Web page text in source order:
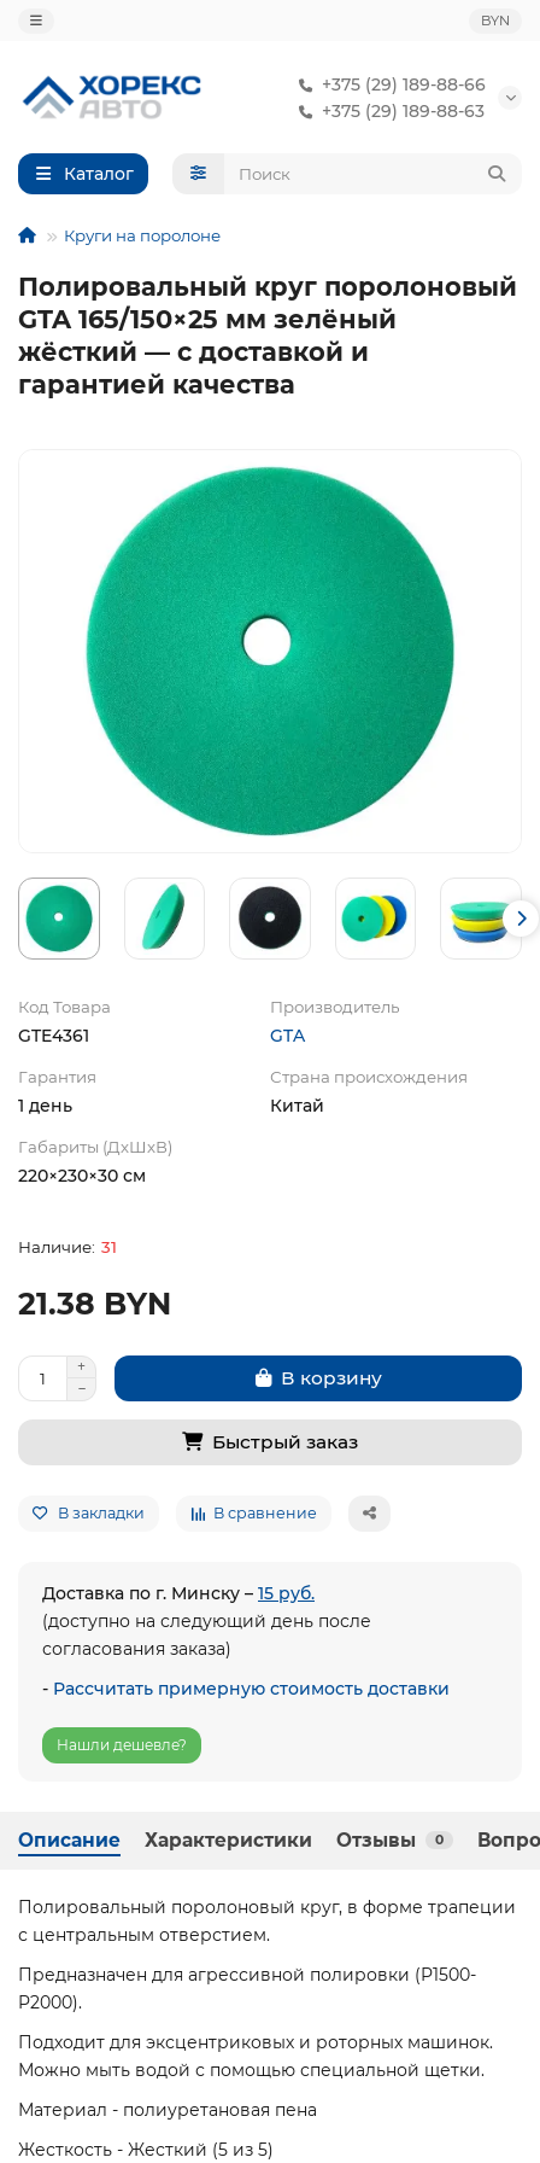
BYN
+375 (29) 189-88-66
+375 (29) 189-88-63
Каталог
Круги на поролоне
Полировальный круг поролоновый
GTA 165/150×25 мм зелёный
жёсткий — с доставкой и
гарантией качества
Код Товара
GTE4361
Производитель
GTA
Гарантия
1 день
Страна происхождения
Китай
Габариты (ДхШхВ)
220×230×30 см
31
21.38 BYN
В корзину
Быстрый заказ
В закладки В сравнение
Доставка по г. Минску – 15 руб.
(доступно на следующий день после
согласования заказа)
- Рассчитать примерную стоимость доставки
Нашли дешевле?
Описание Характеристики Отзывы 0
Полировальный поролоновый круг, в форме трапеции
с центральным отверстием.
Предназначен для агрессивной полировки (P1500-
P2000).
Подходит для эксцентриковых и роторных машинок.
Можно мыть водой с помощью специальной щетки.
Материал - полиуретановая пена
Жесткость - Жесткий (5 из 5)